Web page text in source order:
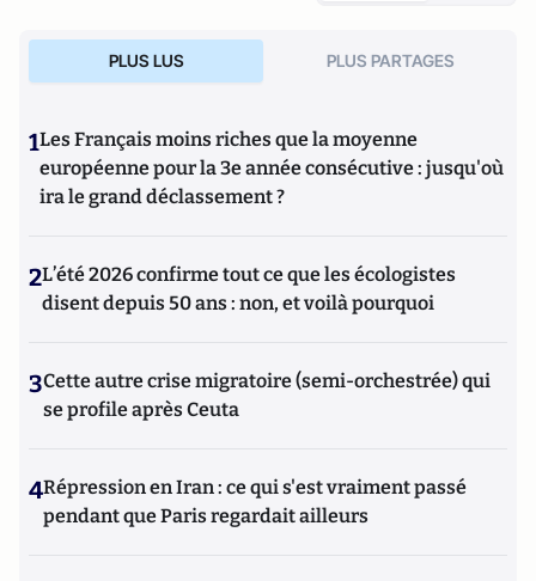
PLUS LUS PLUS PARTAGES
1Les Français moins riches que la moyenne
européenne pour la 3e année consécutive : jusqu'où
ira le grand déclassement ?
2L’été 2026 confirme tout ce que les écologistes
disent depuis 50 ans : non, et voilà pourquoi
3Cette autre crise migratoire (semi-orchestrée) qui
se profile après Ceuta
4Répression en Iran : ce qui s'est vraiment passé
pendant que Paris regardait ailleurs